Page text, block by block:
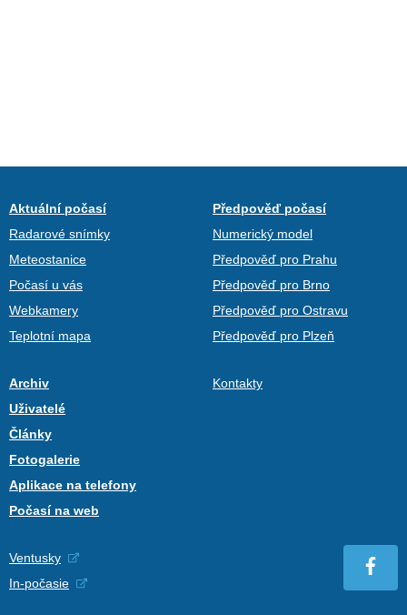
Aktuální počasí
Radarové snímky
Meteostanice
Počasí u vás
Webkamery
Teplotní mapa
Předpověď počasí
Numerický model
Předpověď pro Prahu
Předpověď pro Brno
Předpověď pro Ostravu
Předpověď pro Plzeň
Archiv
Uživatelé
Články
Fotogalerie
Aplikace na telefony
Počasí na web
Kontakty
Ventusky
In-počasie